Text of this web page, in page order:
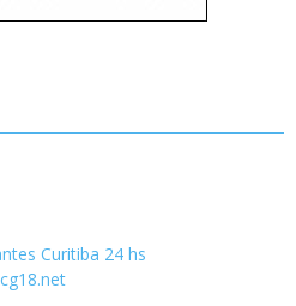
Curitiba 24 hs